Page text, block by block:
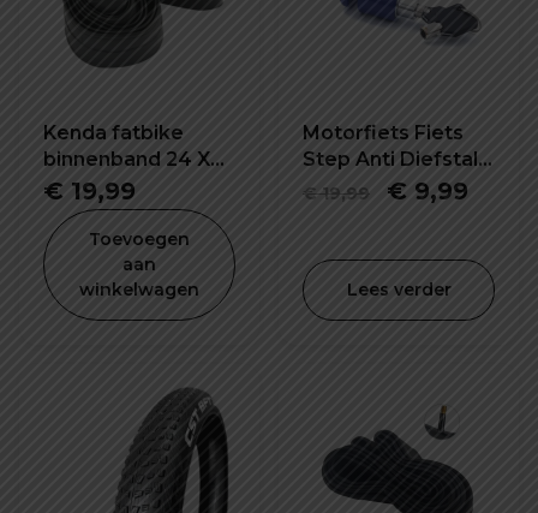
Kenda fatbike
binnenband 24 X
4.0 inch K1188
€ 19,99
Toevoegen
aan
winkelwagen
Motorfiets Fiets
Step Anti Diefstal
Schijfrem Slot
€19,99
was:
€ 19,99.
€ 9,99
is:
€
Lees verder